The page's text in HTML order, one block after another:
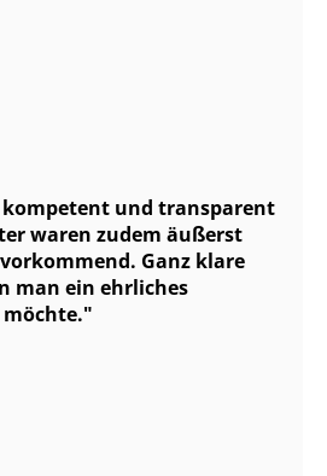
und transparent
waren zudem äußerst
Ganz klare
man ein ehrliches